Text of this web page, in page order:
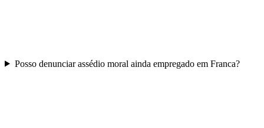
Posso denunciar assédio moral ainda empregado em Franca?